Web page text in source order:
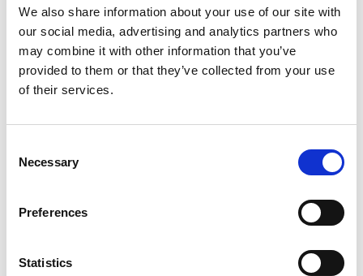
We also share information about your use of our site with
our social media, advertising and analytics partners who
may combine it with other information that you’ve
provided to them or that they’ve collected from your use
of their services.
Selection
Necessary
Preferences
Statistics
Informations sur le produit Produits similaires
convient à tous
les travaux en hauteur. Le cadre pliant est équipé de
L'échafaudage d'intérieur EuroScaffold est extensible jusqu'à une
Les échelons horizontaux des unités pliantes sont dotés d'un